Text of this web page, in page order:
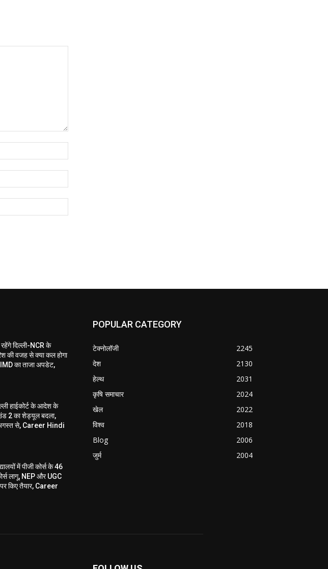
दिल्ली-NCR के
की वजह से क्या कल होगा
का ताजा अपडेट,
हाईकोर्ट के आदेश के
2 का शेड्यूल बदला,
से, Career Hindi
में पीजी कोर्स के 46
लागू, NEP और UGC
किए तैयार, Career
POPULAR CATEGORY
टेक्नोलॉजी
2245
देश
2130
हेल्थ
2031
कृषि समाचार
2024
खेल
2022
विश्व
2018
Blog
2006
जुर्म
2004